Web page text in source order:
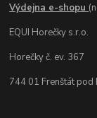
Výdejna e-shopu
EQUI Horečky s.r.o.
Horečky č. ev. 367
744 01 Frenštát pod